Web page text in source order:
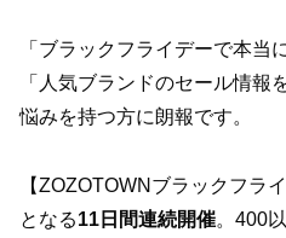
「ブラックフライデーで本当
「人気ブランドのセール情
悩みを持つ方に朗報です。
【ZOZOTOWNブラックフラ
となる11日間連続開催。400